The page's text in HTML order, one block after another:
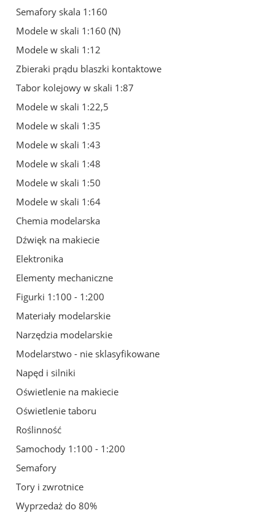
Semafory skala 1:160
Modele w skali 1:160 (N)
Modele w skali 1:12
Zbieraki prądu blaszki kontaktowe
Tabor kolejowy w skali 1:87
Modele w skali 1:22,5
Modele w skali 1:35
Modele w skali 1:43
Modele w skali 1:48
Modele w skali 1:50
Modele w skali 1:64
Chemia modelarska
Dźwięk na makiecie
Elektronika
Elementy mechaniczne
Figurki 1:100 - 1:200
Materiały modelarskie
Narzędzia modelarskie
Modelarstwo - nie sklasyfikowane
Napęd i silniki
Oświetlenie na makiecie
Oświetlenie taboru
Roślinność
Samochody 1:100 - 1:200
Semafory
Tory i zwrotnice
Wyprzedaż do 80%